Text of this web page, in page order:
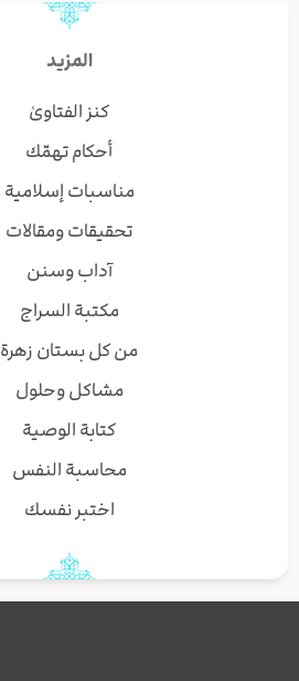
المزيد
كنز الفتاوىٰ
أحكام تهمّك
مناسبات إسلامية
تحقيقات ومقالات
آداب وسنن
مكتبة السراج
من كل بستان زهرة
مشاكل وحلول
كتابة الوصية
محاسبة النفس
اختبر نفسك